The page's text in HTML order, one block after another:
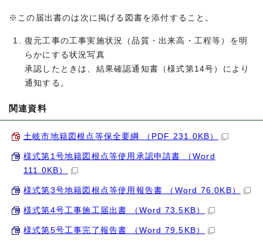
※この届出書のは次に掲げる図書を添付すること。
復元工事の工事実施状況（品質・出来高・工程等）を明
らかにする状況写真
承認したときは、結果確認通知書（様式第14号）により
通知する。
関連資料
土岐市地籍図根点等保全要綱 （PDF 231.0KB）
様式第1号地籍図根点等使用承認申請書 （Word
111.0KB）
様式第3号地籍図根点等使用報告書 （Word 76.0KB）
様式第4号工事施工届出書 （Word 73.5KB）
様式第5号工事完了報告書 （Word 79.5KB）